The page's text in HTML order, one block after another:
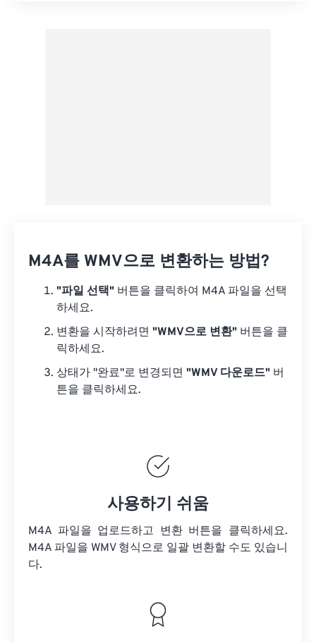
M4A를 WMV으로 변환하는 방법?
"파일 선택" 버튼을 클릭하여 M4A 파일을 선택
하세요.
변환을 시작하려면 "WMV으로 변환" 버튼을 클
릭하세요.
상태가 "완료"로 변경되면 "WMV 다운로드" 버
튼을 클릭하세요.
사용하기 쉬움
M4A 파일을 업로드하고 변환 버튼을 클릭하세요.
M4A 파일을 WMV 형식으로 일괄 변환할 수도 있습니
다.